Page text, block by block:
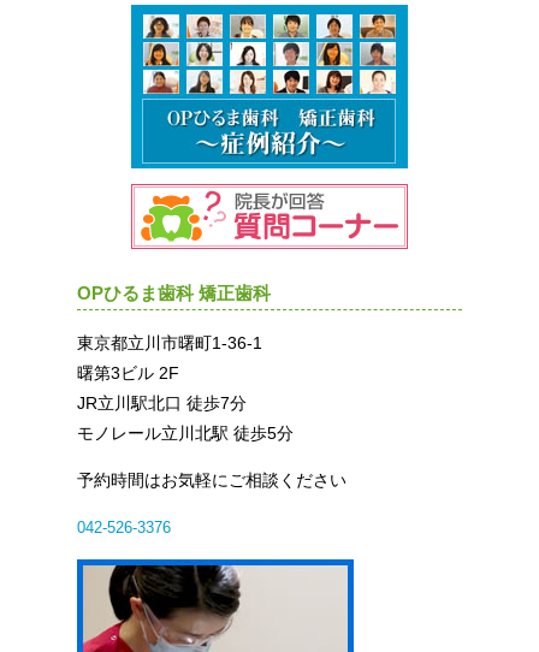
OPひるま歯科 矯正歯科
東京都立川市曙町1-36-1
曙第3ビル 2F
JR立川駅北口 徒歩7分
モノレール立川北駅 徒歩5分
予約時間はお気軽にご相談ください
042-526-3376